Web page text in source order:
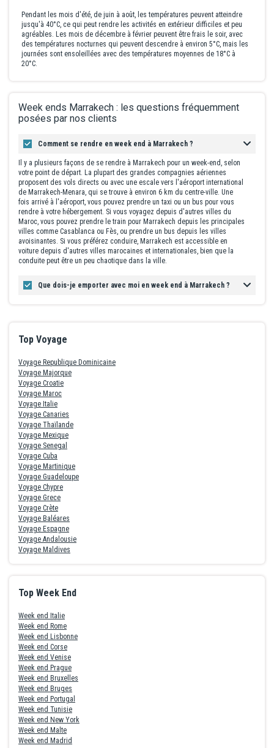
Pendant les mois d'été, de juin à août, les températures peuvent atteindre
jusqu'à 40°C, ce qui peut rendre les activités en extérieur difficiles et peu
agréables. Les mois de décembre à février peuvent être frais le soir, avec
des températures nocturnes qui peuvent descendre à environ 5°C, mais les
journées sont ensoleillées avec des températures moyennes de 18°C à
20°C.
Week ends Marrakech : les questions fréquemment
posées par nos clients
Comment se rendre en week end à Marrakech ?
Il y a plusieurs façons de se rendre à Marrakech pour un week-end, selon
votre point de départ. La plupart des grandes compagnies aériennes
proposent des vols directs ou avec une escale vers l'aéroport international
de Marrakech-Menara, qui se trouve à environ 6 km du centre-ville. Une
fois arrivé à l'aéroport, vous pouvez prendre un taxi ou un bus pour vous
rendre à votre hébergement. Si vous voyagez depuis d'autres villes du
Maroc, vous pouvez prendre le train pour Marrakech depuis les principales
villes comme Casablanca ou Fès, ou prendre un bus depuis les villes
avoisinantes. Si vous préférez conduire, Marrakech est accessible en
voiture depuis d'autres villes marocaines et internationales, bien que la
conduite peut être un peu chaotique dans la ville.
Que dois-je emporter avec moi en week end à Marrakech ?
Top Voyage
Voyage Republique Dominicaine
Voyage Majorque
Voyage Croatie
Voyage Maroc
Voyage Italie
Voyage Canaries
Voyage Thaïlande
Voyage Mexique
Voyage Senegal
Voyage Cuba
Voyage Martinique
Voyage Guadeloupe
Voyage Chypre
Voyage Grece
Voyage Crète
Voyage Baléares
Voyage Espagne
Voyage Andalousie
Voyage Maldives
Top Week End
Week end Italie
Week end Rome
Week end Lisbonne
Week end Corse
Week end Venise
Week end Prague
Week end Bruxelles
Week end Bruges
Week end Portugal
Week end Tunisie
Week end New York
Week end Malte
Week end Madrid